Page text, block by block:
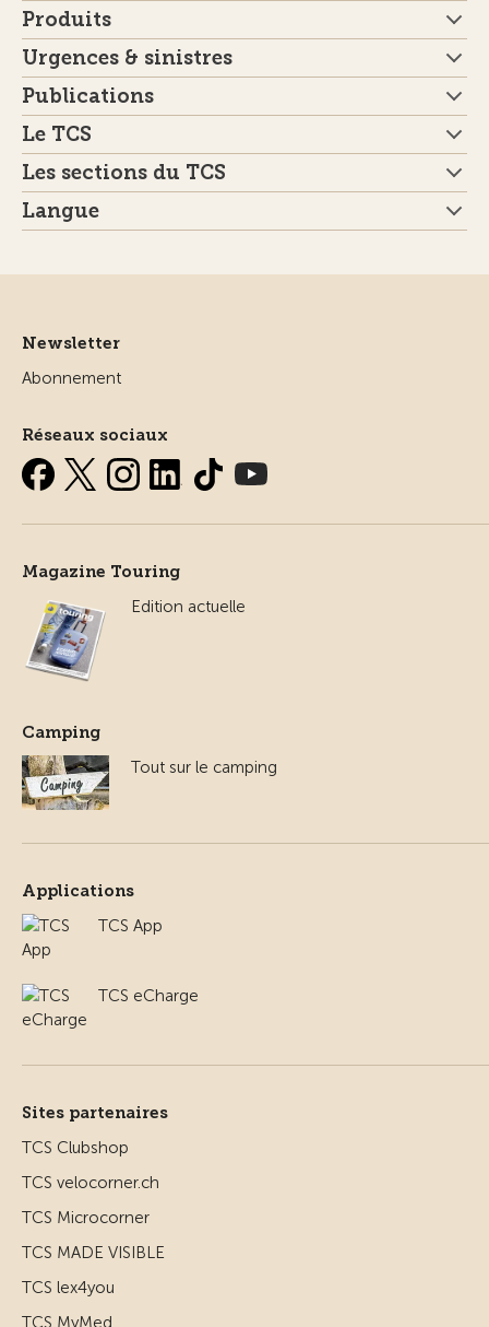
Produits
Urgences & sinistres
Publications
Le TCS
Les sections du TCS
Langue
Newsletter
Abonnement
Réseaux sociaux
Magazine Touring
Edition actuelle
Camping
Tout sur le camping
Applications
TCS App
TCS eCharge
Sites partenaires
TCS Clubshop
TCS velocorner.ch
TCS Microcorner
TCS MADE VISIBLE
TCS lex4you
TCS MyMed